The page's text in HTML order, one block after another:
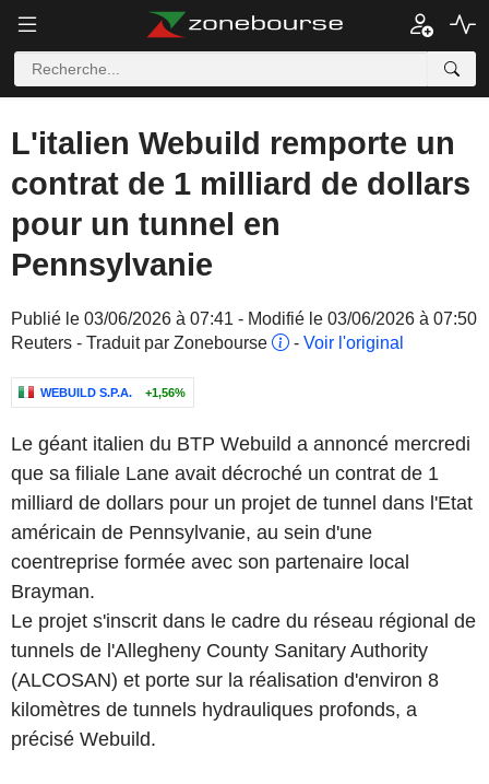
L'italien Webuild remporte un
contrat de 1 milliard de dollars
pour un tunnel en
Pennsylvanie
Publié le 03/06/2026 à 07:41 - Modifié le 03/06/2026 à 07:50
Reuters - Traduit par Zonebourse
- Voir l'original
WEBUILD S.P.A. +1,56%
Le géant italien du BTP Webuild a annoncé mercredi
que sa filiale Lane avait décroché un contrat de 1
milliard de dollars pour un projet de tunnel dans l'Etat
américain de Pennsylvanie, au sein d'une
coentreprise formée avec son partenaire local
Brayman.
Le projet s'inscrit dans le cadre du réseau régional de
tunnels de l'Allegheny County Sanitary Authority
(ALCOSAN) et porte sur la réalisation d'environ 8
kilomètres de tunnels hydrauliques profonds, a
précisé Webuild.